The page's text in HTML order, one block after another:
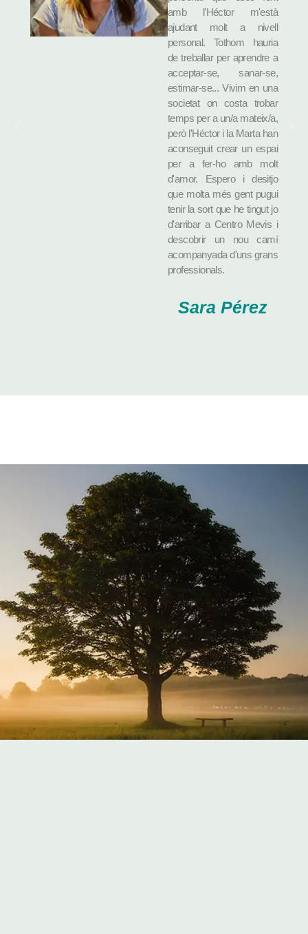
amb l'Héctor m'està
ajudant molt a nivell
personal. Tothom hauria
de treballar per aprendre a
acceptar-se, sanar-se,
estimar-se... Vivim en una
societat on costa trobar
temps per a un/a mateix/a,
però l'Héctor i la Marta han
aconseguit crear un espai
per a fer-ho amb molt
d'amor. Espero i desitjo
que molta més gent pugui
tenir la sort que he tingut jo
d'arribar a Centro Mevis i
descobrir un nou camí
acompanyada d'uns grans
professionals.
Sara Pérez